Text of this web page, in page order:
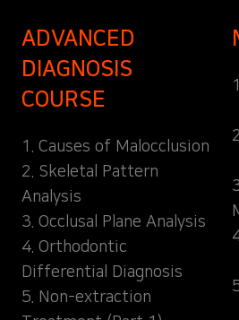
ADVANCED
DIAGNOSIS
COURSE
1. Causes of Malocclusion
2. Skeletal Pattern
Analysis
3. Occlusal Plane Analysis
4. Orthodontic
Differential Diagnosis
5. Non-extraction